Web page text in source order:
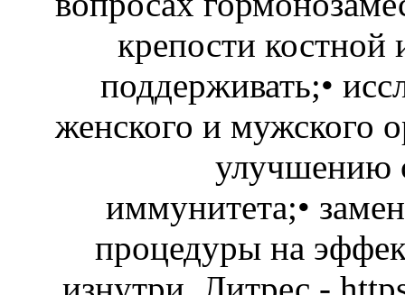
крепости
поддерживать;•
женского и мужского
улучшению
иммунитета;•
процедуры на